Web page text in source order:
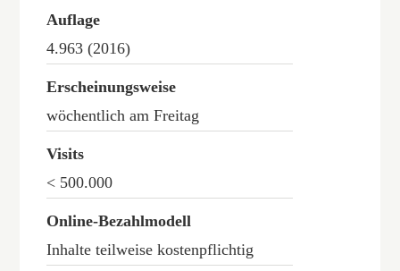
Auflage
4.963 (2016)
Erscheinungsweise
wöchentlich am Freitag
Visits
< 500.000
Online-Bezahlmodell
Inhalte teilweise kostenpflichtig